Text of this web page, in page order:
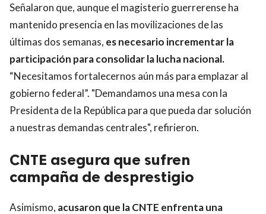
Señalaron que, aunque el magisterio guerrerense ha
mantenido presencia en las movilizaciones de las
últimas dos semanas, es necesario incrementar la
participación para consolidar la lucha nacional.
“Necesitamos fortalecernos aún más para emplazar al
gobierno federal”. "Demandamos una mesa con la
Presidenta de la República para que pueda dar solución
a nuestras demandas centrales", refirieron.
CNTE asegura que sufren
campaña de desprestigio
Asimismo, acusaron que la CNTE enfrenta una